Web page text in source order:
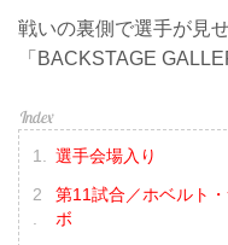
戦いの裏側で選手が見
「BACKSTAGE
選手会場入り
第11試合／ホベルト
ボ